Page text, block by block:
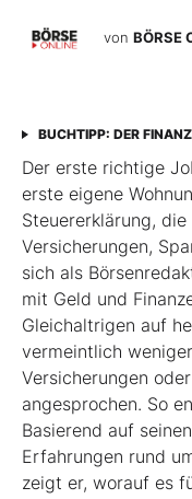
von BÖRSE
BUCHTIPP: DER
Der erste richtige
erste eigene
Steuererklärung,
Versicherungen,
sich als
mit Geld und
Gleichaltrigen auf
vermeintlich
Versicherungen
angesprochen. So
Basierend auf
Erfahrungen rund
zeigt er, worauf es